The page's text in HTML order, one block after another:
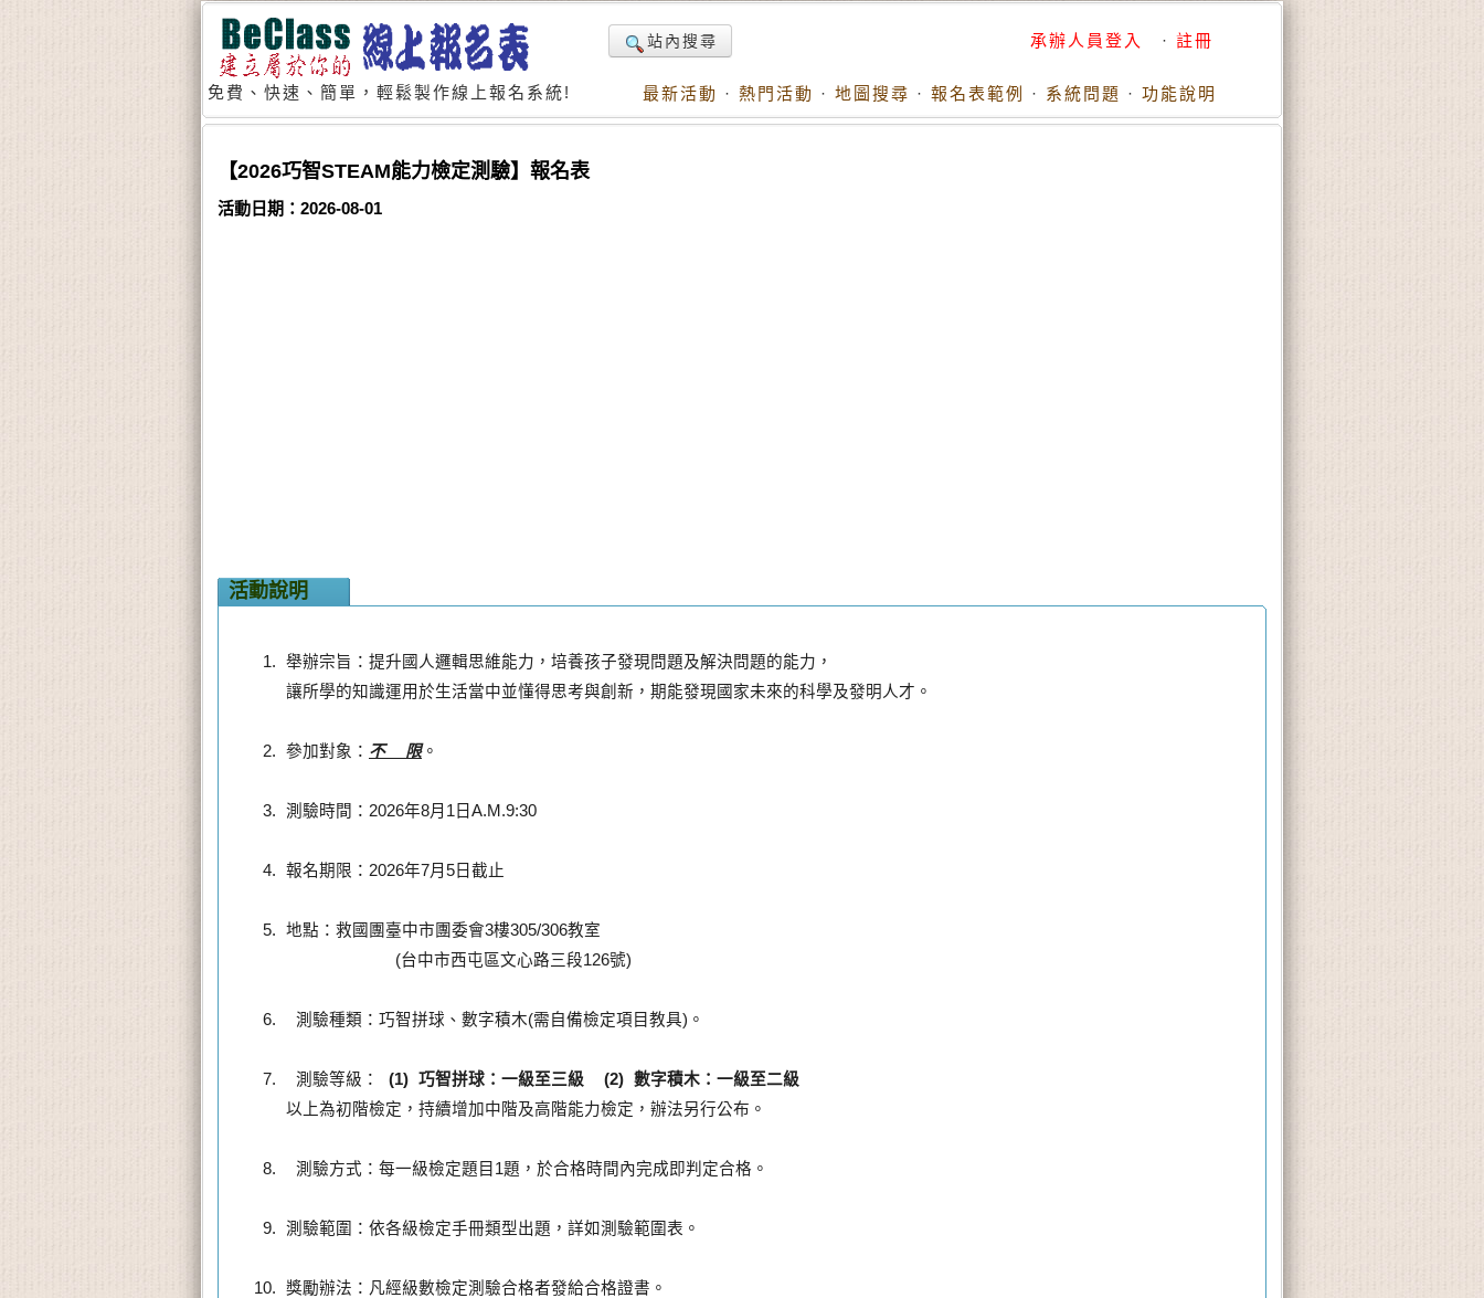
免費、快速、簡單，輕鬆製作線上報名系統!
站內搜尋 承辦人員登入 · 註冊
最新活動 · 熱門活動 · 地圖搜尋 · 報名表範例 · 系統問題 · 功能說明
【2026巧智STEAM能力檢定測驗】報名表
活動日期：2026-08-01
活動說明
舉辦宗旨：提升國人邏輯思維能力，培養孩子發現問題及解決問題的能力，
讓所學的知識運用於生活當中並懂得思考與創新，期能發現國家未來的科學及發明人才。
參加對象： 不  限。
測驗時間：2026年8月1日A.M.9:30
報名期限：2026年7月5日截止
地點：救國團臺中市團委會3樓305/306教室
(台中市西屯區文心路三段126號)
測驗種類：巧智拼球、數字積木(需自備檢定項目教具)。
測驗等級： (1) 巧智拼球：一級至三級  (2) 數字積木：一級至二級
以上為初階檢定，持續增加中階及高階能力檢定，辦法另行公布。
測驗方式：每一級檢定題目1題，於合格時間內完成即判定合格。
測驗範圍：依各級檢定手冊類型出題，詳如測驗範圍表。
獎勵辦法：凡經級數檢定測驗合格者發給合格證書。